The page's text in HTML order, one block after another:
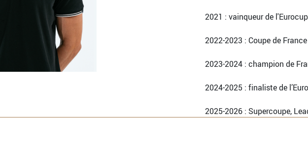
2021 : vainqueur de l'Eurocup
2022-2023 : Coupe de
2023-2024 : champion de
2024-2025 : finaliste de
2025-2026 : Supercoupe,